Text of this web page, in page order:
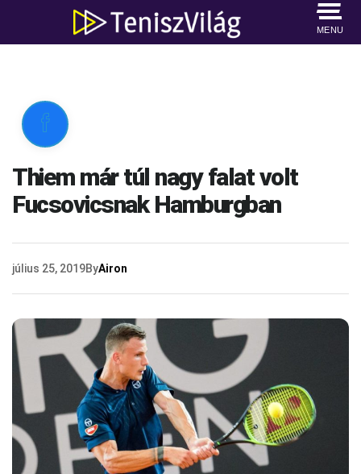
MENU

Thiem már túl nagy falat volt
Fucsovicsnak Hamburgban
július 25, 2019ByAiron